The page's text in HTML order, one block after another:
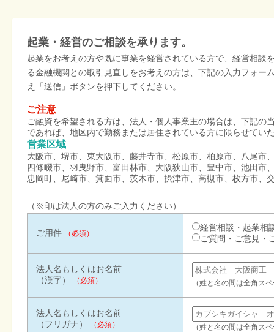
起業・経営のご相談を承ります。
起業をお考えの方や既に事業を経営されている方で、経営相談
る金融機関との取引見直しをお考えの方は、下記の入力フォー
え「送信」ボタンを押下してください。
ご注意
ご融資を希望される方は、法人・個人事業主の場合は、下記の
であれば、地区内で勤務または居住されている方に限らせてい
営業区域
大阪市、堺市、東大阪市、藤井寺市、松原市、柏原市、八尾市
四條畷市、羽曳野市、富田林市、大阪狭山市、豊中市、池田市
忠岡町、尼崎市、箕面市、茨木市、摂津市、高槻市、枚方市、
（※印は法人の方のみご入力ください）
ご用件 （必須）
経営相談・起業相
ご質問・ご意見・
法人名もしくはお名前
（漢字）
（必須） （姓と名の間は全角ス
法人名もしくはお名前
（フリガナ）
（必須） （姓と名の間は全角ス